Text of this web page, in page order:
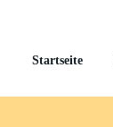
Startseite